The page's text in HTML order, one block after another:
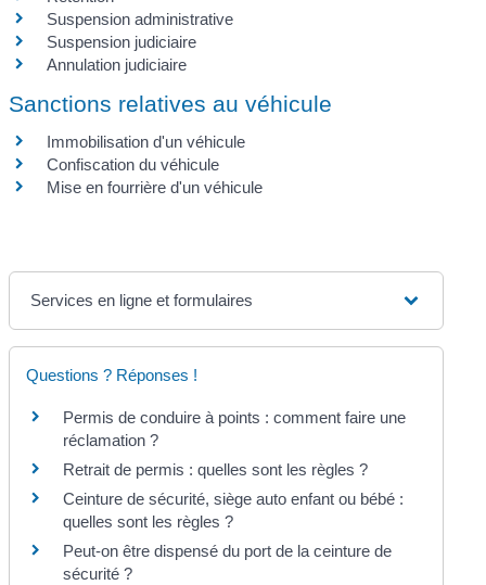
Suspension administrative
Suspension judiciaire
Annulation judiciaire
Sanctions relatives au véhicule
Immobilisation d'un véhicule
Confiscation du véhicule
Mise en fourrière d'un véhicule
Services en ligne et formulaires
Questions ? Réponses !
Permis de conduire à points : comment faire une
réclamation ?
Retrait de permis : quelles sont les règles ?
Ceinture de sécurité, siège auto enfant ou bébé :
quelles sont les règles ?
Peut-on être dispensé du port de la ceinture de
sécurité ?